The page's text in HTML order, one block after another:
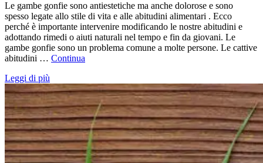
Le gambe gonfie sono antiestetiche ma anche dolorose e sono
spesso legate allo stile di vita e alle abitudini alimentari . Ecco
perché è importante intervenire modificando le nostre abitudini e
adottando rimedi o aiuti naturali nel tempo e fin da giovani. Le
gambe gonfie sono un problema comune a molte persone. Le cattive
abitudini … Continua
Leggi di più